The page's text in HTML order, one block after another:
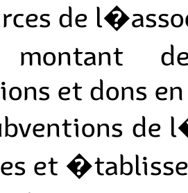
de
et dons
et